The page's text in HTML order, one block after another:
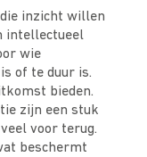
inzicht willen
intellectueel
wie
of te duur is.
bieden.
zijn een stuk
voor terug.
beschermt